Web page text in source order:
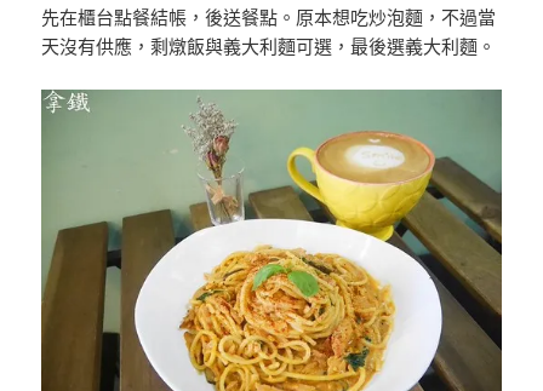
先在櫃台點餐結帳，後送餐點。原本想吃炒泡麵，不過當
天沒有供應，剩燉飯與義大利麵可選，最後選義大利麵。